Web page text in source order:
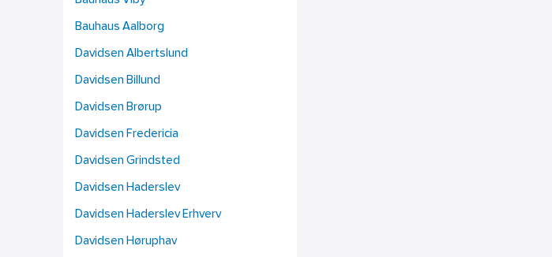
Bauhaus Aalborg
Davidsen Albertslund
Davidsen Billund
Davidsen Brørup
Davidsen Fredericia
Davidsen Grindsted
Davidsen Haderslev
Davidsen Haderslev Erhverv
Davidsen Høruphav